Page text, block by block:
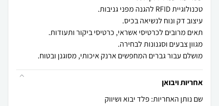
מושלם עבור גברים המחפשים ארנק איכותי, מסוגנן ובטוח.
אחריות ויבואן
שם נותן האחריות: פלד יבוא ושיווק